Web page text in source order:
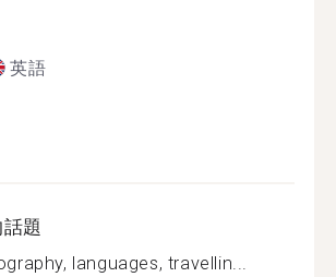
英語
題
languages, travellin...